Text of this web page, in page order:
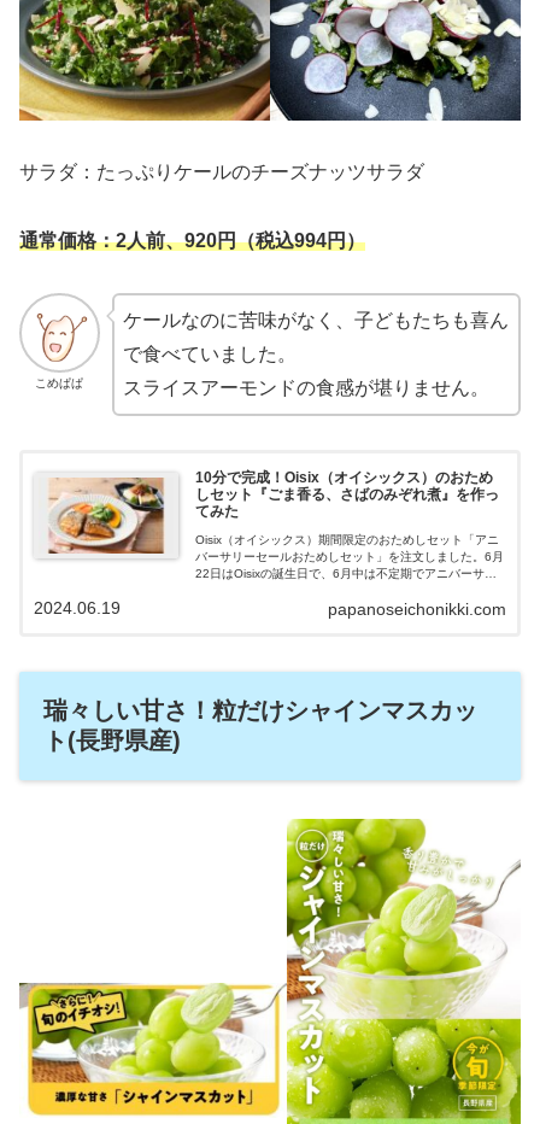
サラダ：たっぷりケールのチーズナッツサラダ
通常価格：2人前、920円（税込994円）
こめぱぱ
ケールなのに苦味がなく、子どもたちも喜ん
で食べていました。
スライスアーモンドの食感が堪りません。
10分で完成！Oisix（オイシックス）のおため
しセット『ごま香る、さばのみぞれ煮』を作っ
てみた
Oisix（オイシックス）期間限定のおためしセット「アニ
バーサリーセールおためしセット」を注文しました。6月
22日はOisixの誕生日で、6月中は不定期でアニバーサリ
た「kit Oisix」から、定番人気メニュー『ごま香る、さば
papanoseichonikki.com
2024.06.19
瑞々しい甘さ！粒だけシャインマスカッ
ト(長野県産)